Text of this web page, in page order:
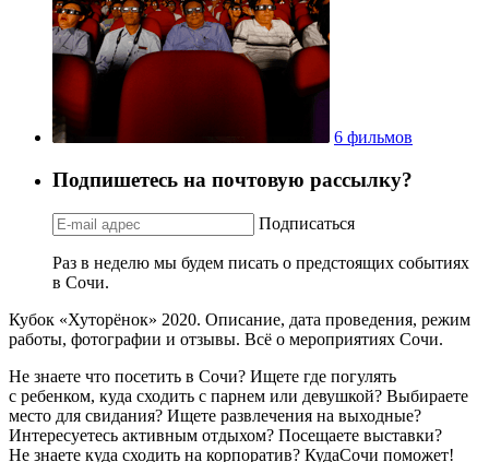
6 фильмов
Подпишетесь на почтовую рассылку?
Подписаться
Раз в неделю мы будем писать о предстоящих событиях
в Сочи.
Кубок «Хуторёнок» 2020. Описание, дата проведения, режим
работы, фотографии и отзывы. Всё о мероприятиях Сочи.
Не знаете что посетить в Сочи? Ищете где погулять
с ребенком, куда сходить с парнем или девушкой? Выбираете
место для свидания? Ищете развлечения на выходные?
Интересуетесь активным отдыхом? Посещаете выставки?
Не знаете куда сходить на корпоратив? КудаСочи поможет!